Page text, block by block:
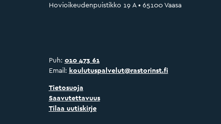
Hovioikeudenpuistikko 19 A • 65100 Vaasa
Puh: 010 473 61
Email: koulutuspalvelut@rastorinst.fi
Tietosuoja
Saavutettavuus
Tilaa uutiskirje